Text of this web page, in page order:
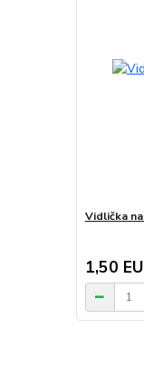
Vidlička
1,50